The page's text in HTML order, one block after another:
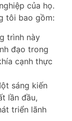
của họ.
tôi bao gồm:
trình này
đạo trong
cạnh thực
sáng kiến
lần đầu,
triển lãnh